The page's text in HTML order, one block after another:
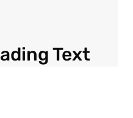
Text